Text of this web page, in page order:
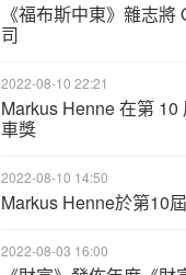
《福布斯中東》雜志
司
2022-08-10 22:21
Markus Henne 在第
車獎
2022-08-10 14:50
Markus Henne於第10
2022-08-03 16:00